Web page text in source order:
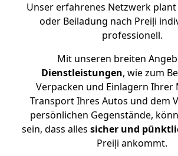
Unser erfahrenes Netzwerk
oder Beiladung nach Preiļi
professionell.
Mit unseren breiten
Dienstleistungen, wie zum
Verpacken und Einlagern Ihrer
Transport Ihres Autos und dem
persönlichen Gegenstände,
sein, dass alles sicher und
Preiļi ankommt.